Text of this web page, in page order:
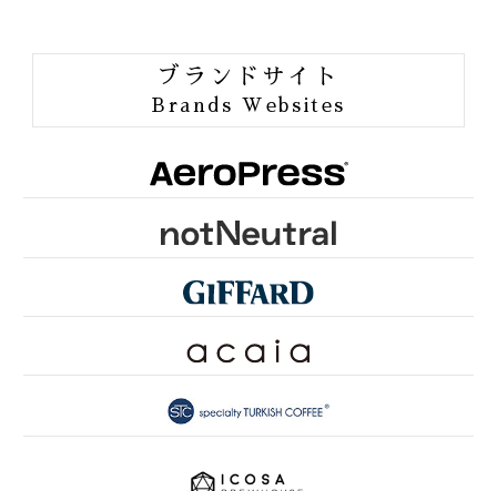
ORGANIC JAS
ORANG UTAN COFFEE
ONE of LOVE PROJECT
GROUNDS FOR HEALTH
FUN TO SHARE
PINK RIBBON KYOTO
SDGsとは
ブランドサイト
Brands Websites